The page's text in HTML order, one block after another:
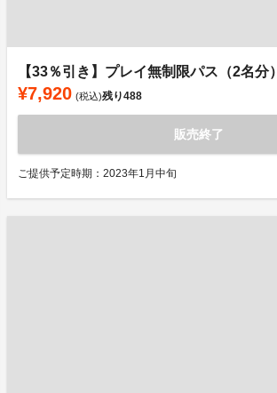
【33％引き】プレイ無制限パス（2名分）
¥7,920 (税込)残り488
販売終了
ご提供予定時期：2023年1月中旬